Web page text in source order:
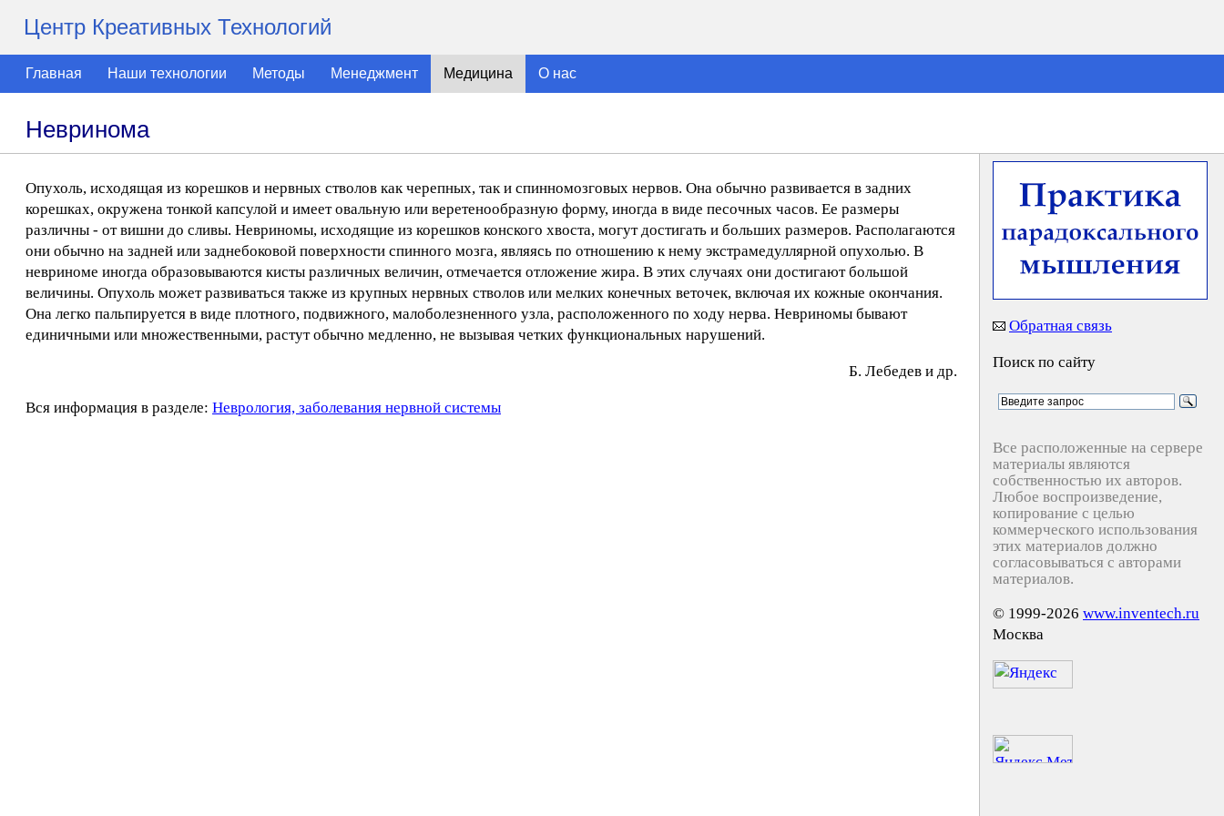
Центр Креативных Технологий
Главная Наши технологии Методы Менеджмент Медицина О нас
Невринома
Опухоль, исходящая из корешков и нервных стволов как черепных, так и спинномозговых нервов. Она обычно развивается в задних
корешках, окружена тонкой капсулой и имеет овальную или веретенообразную форму, иногда в виде песочных часов. Ее размеры
различны - от вишни до сливы. Невриномы, исходящие из корешков конского хвоста, могут достигать и больших размеров. Располагаются
они обычно на задней или заднебоковой поверхности спинного мозга, являясь по отношению к нему экстрамедуллярной опухолью. В
невриноме иногда образовываются кисты различных величин, отмечается отложение жира. В этих случаях они достигают большой
величины. Опухоль может развиваться также из крупных нервных стволов или мелких конечных веточек, включая их кожные окончания.
Она легко пальпируется в виде плотного, подвижного, малоболезненного узла, расположенного по ходу нерва. Невриномы бывают
единичными или множественными, растут обычно медленно, не вызывая четких функциональных нарушений.
Б. Лeбeдeв и др.
Вся информация в разделе: Неврология, заболевания нервной системы
Обратная связь
Поиск по сайту
Все расположенные на сервере
материалы являются
собственностью их авторов.
Любое воспроизведение,
копирование с целью
коммерческого использования
этих материалов должно
согласовываться с авторами
материалов.
© 1999-2026 www.inventech.ru
Москва